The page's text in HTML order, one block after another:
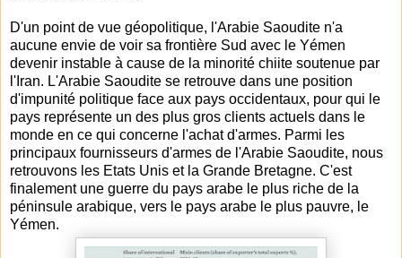
D'un point de vue géopolitique, l'Arabie Saoudite n'a
aucune envie de voir sa frontière Sud avec le Yémen
devenir instable à cause de la minorité chiite soutenue par
l'Iran. L'Arabie Saoudite se retrouve dans une position
d'impunité politique face aux pays occidentaux, pour qui le
pays représente un des plus gros clients actuels dans le
monde en ce qui concerne l'achat d'armes. Parmi les
principaux fournisseurs d'armes de l'Arabie Saoudite, nous
retrouvons les Etats Unis et la Grande Bretagne. C'est
finalement une guerre du pays arabe le plus riche de la
péninsule arabique, vers le pays arabe le plus pauvre, le
Yémen.